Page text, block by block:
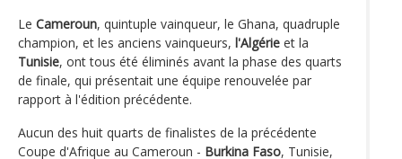
Le Cameroun, quintuple vainqueur, le Ghana, quadruple
champion, et les anciens vainqueurs, l'Algérie et la
Tunisie, ont tous été éliminés avant la phase des quarts
de finale, qui présentait une équipe renouvelée par
rapport à l'édition précédente.
Aucun des huit quarts de finalistes de la précédente
Coupe d'Afrique au Cameroun - Burkina Faso, Tunisie,